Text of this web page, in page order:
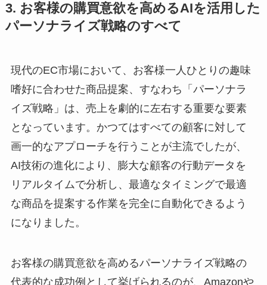
3. お客様の購買意欲を高めるAIを活用した
パーソナライズ戦略のすべて
現代のEC市場において、お客様一人ひとりの趣味
嗜好に合わせた商品提案、すなわち「パーソナラ
イズ戦略」は、売上を劇的に左右する重要な要素
となっています。かつてはすべての顧客に対して
画一的なアプローチを行うことが主流でしたが、
AI技術の進化により、膨大な顧客の行動データを
リアルタイムで分析し、最適なタイミングで最適
な商品を提案する作業を完全に自動化できるよう
になりました。
お客様の購買意欲を高めるパーソナライズ戦略の
代表的な成功例として挙げられるのが、Amazonや